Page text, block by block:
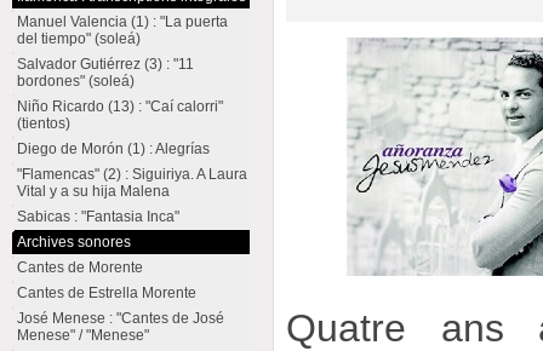
Quatre ans
Manuel Valencia (1) : "La puerta
del tiempo" (soleá)
Salvador Gutiérrez (3) : "11
bordones" (soleá)
Niño Ricardo (13) : "Caí calorri"
(tientos)
Diego de Morón (1) : Alegrías
"Flamencas" (2) : Siguiriya. A Laura
Vital y a su hija Malena
Sabicas : "Fantasia Inca"
Archives sonores
Cantes de Morente
Cantes de Estrella Morente
José Menese : "Cantes de José
Menese" / "Menese"